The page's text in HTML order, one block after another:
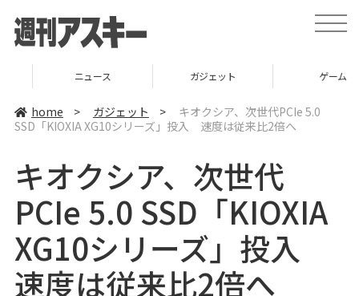
t
o
e
ニュース ガジェット
home > ガジェット >
キオクシア、次世代PCIe 5.0
SSD「KIOXIA XG10シリーズ」投入 速度は従来比2倍へ
キオクシア、次世代
PCIe 5.0 SSD「KIOXIA
XG10シリーズ」投入
速度は従来比2倍へ